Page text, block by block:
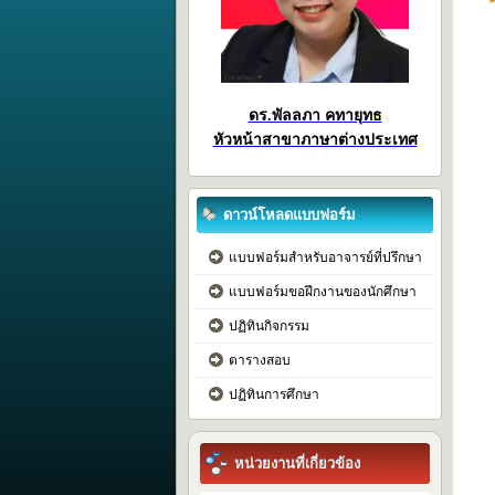
ดร.พัลลภา คทายุทธ
หัวหน้าสาขาภาษาต่างประเทศ
ดาวน์โหลดแบบฟอร์ม
แบบฟอร์มสำหรับอาจารย์ที่ปรึกษา
แบบฟอร์มขอฝึกงานของนักศึกษา
ปฏิทินกิจกรรม
ตารางสอบ
ปฏิทินการศึกษา
หน่วยงานที่เกี่ยวข้อง